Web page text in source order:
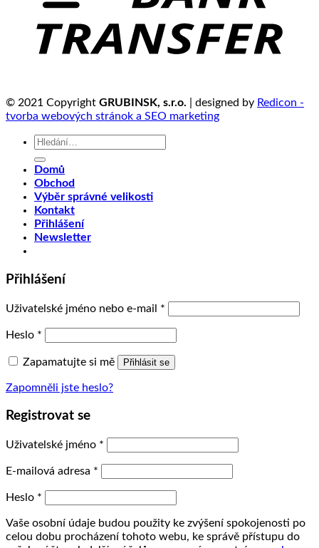
© 2021 Copyright GRUBINSK, s.r.o. | designed by Redicon -
tvorba webových stránok a SEO marketing
Hledat:
Domů
Obchod
Výběr správné velikosti
Kontakt
Přihlášení
Newsletter
Přihlášení
Uživatelské jméno nebo e-mail *
Heslo *
Zapamatujte si mě Přihlásit se
Zapomněli jste heslo?
Registrovat se
Uživatelské jméno *
E-mailová adresa *
Heslo *
Vaše osobní údaje budou použity ke zvýšení spokojenosti po
celou dobu procházení tohoto webu, ke správě přístupu do